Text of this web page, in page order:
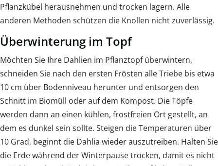
Pflanzkübel herausnehmen und trocken lagern. Alle
anderen Methoden schützen die Knollen nicht zuverlässig.
Überwinterung im Topf
Möchten Sie Ihre Dahlien im Pflanztopf überwintern,
schneiden Sie nach den ersten Frösten alle Triebe bis etwa
10 cm über Bodenniveau herunter und entsorgen den
Schnitt im Biomüll oder auf dem Kompost. Die Töpfe
werden dann an einen kühlen, frostfreien Ort gestellt, an
dem es dunkel sein sollte. Steigen die Temperaturen über
10 Grad, beginnt die Dahlia wieder auszutreiben. Halten Sie
die Erde während der Winterpause trocken, damit es nicht